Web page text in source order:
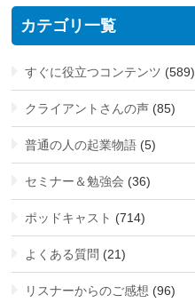
カテゴリ一覧
すぐに役立つコンテンツ (589)
クライアントさんの声 (85)
普通の人の起業物語 (5)
セミナー＆勉強会 (36)
ポッドキャスト (714)
よくある質問 (21)
リスナーからのご感想 (96)